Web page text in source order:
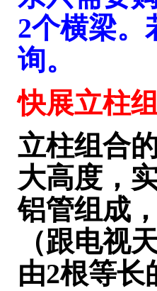
2个横梁。
询。
快展立柱
立柱组合
大高度，
铝管组成
（跟电视
由2根等长